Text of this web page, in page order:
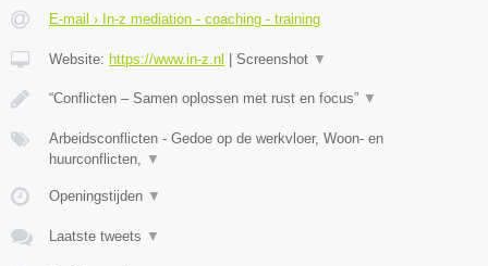
E-mail › In-z mediation - coaching - training
Website: https://www.in-z.nl Screenshot ▼
“Conflicten – Samen oplossen met rust en focus” ▼
Arbeidsconflicten - Gedoe op de werkvloer, Woon- en
huurconflicten,
▼
Openingstijden ▼
Laatste tweets ▼